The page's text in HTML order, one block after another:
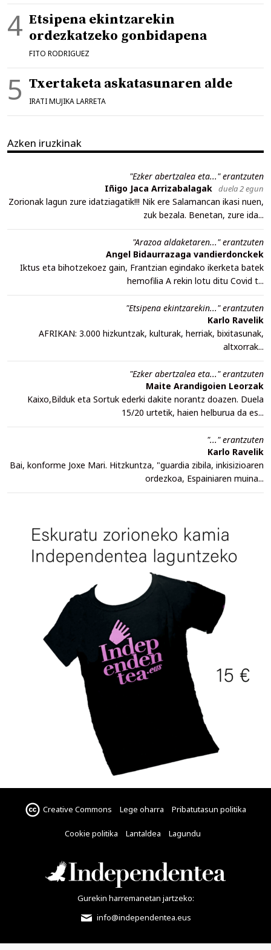
Etsipena ekintzarekin
ordezkatzeko gonbidapena
FITO RODRIGUEZ
Txertaketa askatasunaren alde
IRATI MUJIKA LARRETA
Azken iruzkinak
"Ezker abertzalea eta..." erantzuten
Iñigo Jaca Arrizabalagak duela 2 egun
Zorionak lagun zure idatziagatik!!! Nik ere Salamancan ikasi nuen,
zuk bezala. Benetan, zure ida...
"Arazoa aldaketaren..." erantzuten
Angel Bidaurrazaga vandierdonckek
Iktus eta bihotzekoez gain, Frantzian egindako ikerketa batek
hemofilia A rekin lotu ditu Covid t...
"Etsipena ekintzarekin..." erantzuten
Karlo Ravelik
AFRIKAN: 3.000 hizkuntzak, kulturak, herriak, bixitasunak,
altxorrak...
"Ezker abertzalea eta..." erantzuten
Maite Arandigoien Leorzak
Kaixo,Bilduk eta Sortuk ederki dakite norantz doazen. Duela
15/20 urtetik, haien helburua da es...
"..." erantzuten
Karlo Ravelik
Bai, konforme Joxe Mari. Hitzkuntza, "guardia zibila, inkisizioaren
ordezkoa, Espainiaren muina...
Creative Commons Lege oharra Pribatutasun politika
Cookie politika Lantaldea Lagundu
Gurekin harremanetan jartzeko:
info@independentea.eus